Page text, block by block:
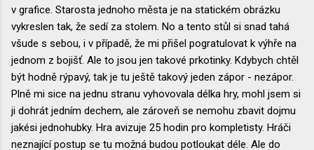
v grafice. Starosta jednoho města je na statickém obrázku
vykreslen tak, že sedí za stolem. No a tento stůl si snad tahá
všude s sebou, i v případě, že mi přišel pogratulovat k výhře na
jednom z bojišť. Ale to jsou jen takové prkotinky. Kdybych chtěl
být hodně rýpavý, tak je tu ještě takový jeden zápor - nezápor.
Plně mi sice na jednu stranu vyhovovala délka hry, mohl jsem si
ji dohrát jedním dechem, ale zároveň se nemohu zbavit dojmu
jakési jednohubky. Hra avizuje 25 hodin pro kompletisty. Hráči
neznající postup se tu možná budou potloukat déle. Ale do